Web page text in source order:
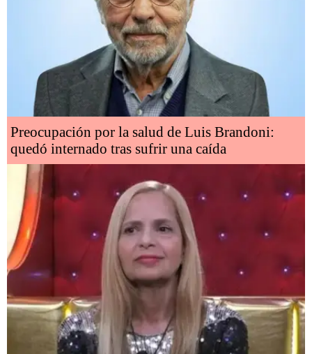
Preocupación por la salud de Luis Brandoni:
quedó internado tras sufrir una caída